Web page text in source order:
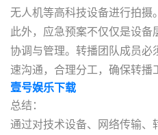
无人机等高科技设备进行拍摄。
此外，应急预案不仅仅是设
协调与管理。转播团队成员必
速沟通，合理分工，确保转播
壹号娱乐下载
总结：
通过对技术设备、网络传输、